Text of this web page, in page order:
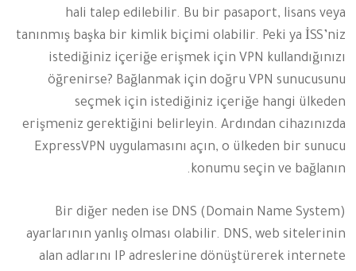
hali talep edilebilir. Bu bir pasaport, lisans veya
tanınmış başka bir kimlik biçimi olabilir. Peki ya İSS’niz
istediğiniz içeriğe erişmek için VPN kullandığınızı
öğrenirse? Bağlanmak için doğru VPN sunucusunu
seçmek için istediğiniz içeriğe hangi ülkeden
erişmeniz gerektiğini belirleyin. Ardından cihazınızda
ExpressVPN uygulamasını açın, o ülkeden bir sunucu
konumu seçin ve bağlanın.
Bir diğer neden ise DNS (Domain Name System)
ayarlarının yanlış olması olabilir. DNS, web sitelerinin
alan adlarını IP adreslerine dönüştürerek internete